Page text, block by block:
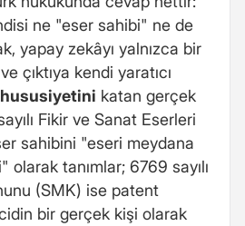
ne "eser sahibi" ne de
yapay zekâyı yalnızca bir
çıktıya kendi yaratıcı
hususiyetini katan gerçek
Fikir ve Sanat Eserleri
sahibini "eseri meydana
tanımlar; 6769 sayılı
(SMK) ise patent
bir gerçek kişi olarak